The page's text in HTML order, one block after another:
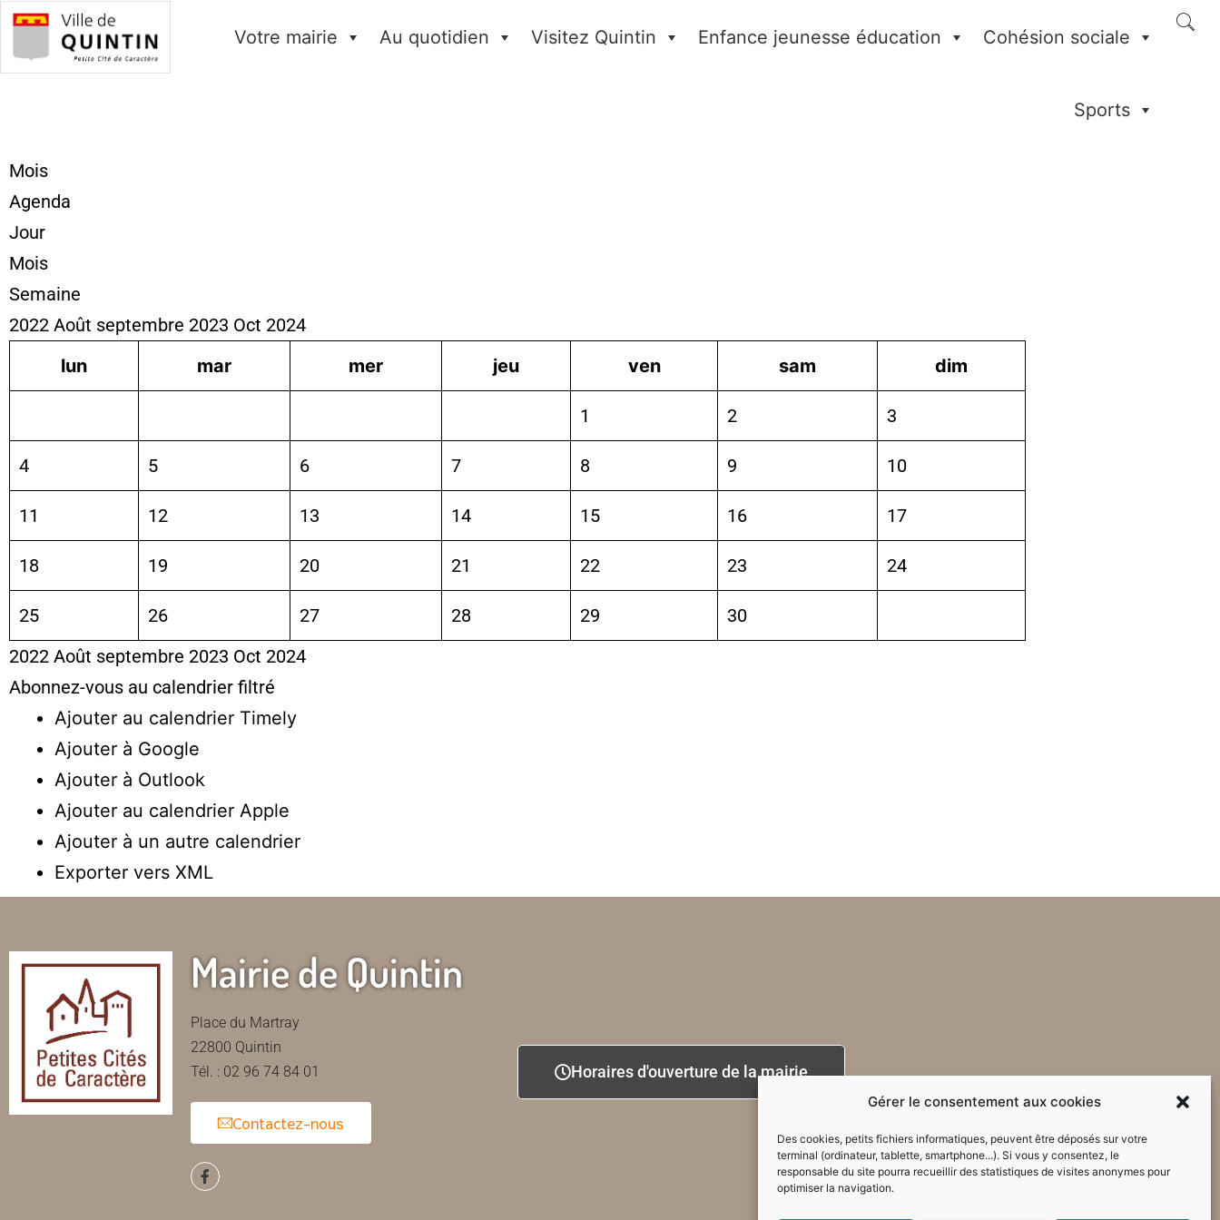
Gérer le consentement aux cookies
Des cookies, petits fichiers informatiques, peuvent être déposés sur votre
terminal (ordinateur, tablette, smartphone...). Si vous y consentez, le
responsable du site pourra recueillir des statistiques de visites anonymes pour
optimiser la navigation.
Votre mairie Au quotidien Visitez Quintin Enfance jeunesse éducation Cohésion sociale
Sports
Mois
Agenda
Jour
Mois
Semaine
2022 Août septembre 2023 Oct 2024
lun
mar mer jeu ven sam dim
1 2 3
4 5 6 7 8 9 10
11 12 13 14 15 16 17
18 19 20 21 22 23 24
25 26 27 28 29
30
2022 Août septembre 2023 Oct 2024
Abonnez-vous au calendrier filtré
Ajouter au calendrier Timely
Ajouter à Google
Ajouter à Outlook
Ajouter au calendrier Apple
Ajouter à un autre calendrier
Exporter vers XML
Mairie de Quintin
Place du Martray
22800 Quintin
Tél. : 02 96 74 84 01
Contactez-nous
Horaires d'ouverture de la mairie